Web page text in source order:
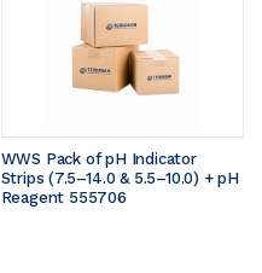
WWS Pack of pH Indicator
Strips (7.5–14.0 & 5.5–10.0) + pH
Reagent 555706